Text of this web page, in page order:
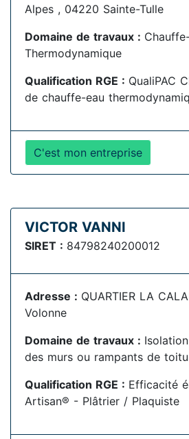
Alpes , 04220 Sainte-Tulle
Domaine de travaux :
Thermodynamique
Qualification RGE : QualiPAC
de chauffe-eau
C'est mon entreprise
VICTOR VANNI
SIRET : 84798240200012
Adresse : QUARTIER LA
Volonne
Domaine de travaux :
des murs ou rampants de
Qualification RGE : Efficacité
Artisan® - Plâtrier / Plaquiste